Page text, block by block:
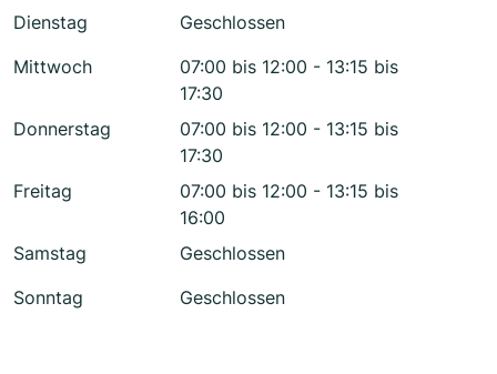
Dienstag
Geschlossen
Mittwoch
07:00 bis 12:00 - 13:15 bis
17:30
Donnerstag
07:00 bis 12:00 - 13:15 bis
17:30
Freitag
07:00 bis 12:00 - 13:15 bis
16:00
Samstag
Geschlossen
Sonntag
Geschlossen